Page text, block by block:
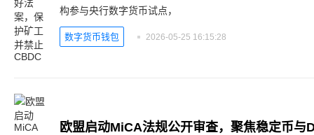
构参与央行数字货币试点，
数字货币钱包 2026-05-25 16:15:28
欧盟启动MiCA法规公开审查，聚焦稳定币与